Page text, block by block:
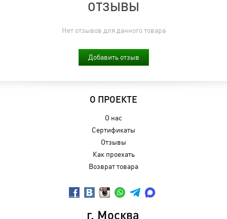
ОТЗЫВЫ
Нет отзывов для данного товара
Добавить отзыв
О ПРОЕКТЕ
О нас
Сертификаты
Отзывы
Как проехать
Возврат товара
г. Москва